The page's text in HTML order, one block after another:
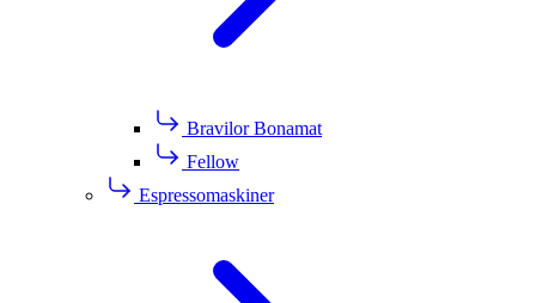
Bravilor Bonamat
Fellow
Espressomaskiner